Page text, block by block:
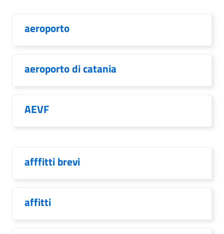
aeroporto
aeroporto di catania
AEVF
afffitti brevi
affitti